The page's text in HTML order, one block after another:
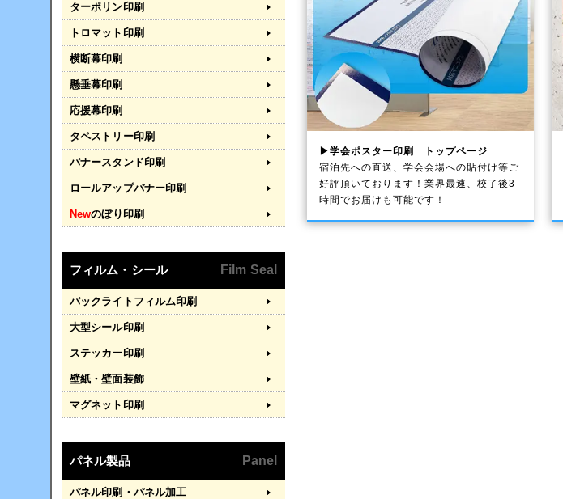
▶学会ポスター印刷 トップページ
宿泊先への直送、学会会場への貼付け等ご
好評頂いております！業界最速、校了後3
時間でお届けも可能です！
ターポリン印刷
トロマット印刷
横断幕印刷
懸垂幕印刷
応援幕印刷
タペストリー印刷
バナースタンド印刷
ロールアップバナー印刷
Newのぼり印刷
フィルム・シール Film Seal
バックライトフィルム印刷
大型シール印刷
ステッカー印刷
壁紙・壁面装飾
マグネット印刷
パネル製品 Panel
パネル印刷・パネル加工